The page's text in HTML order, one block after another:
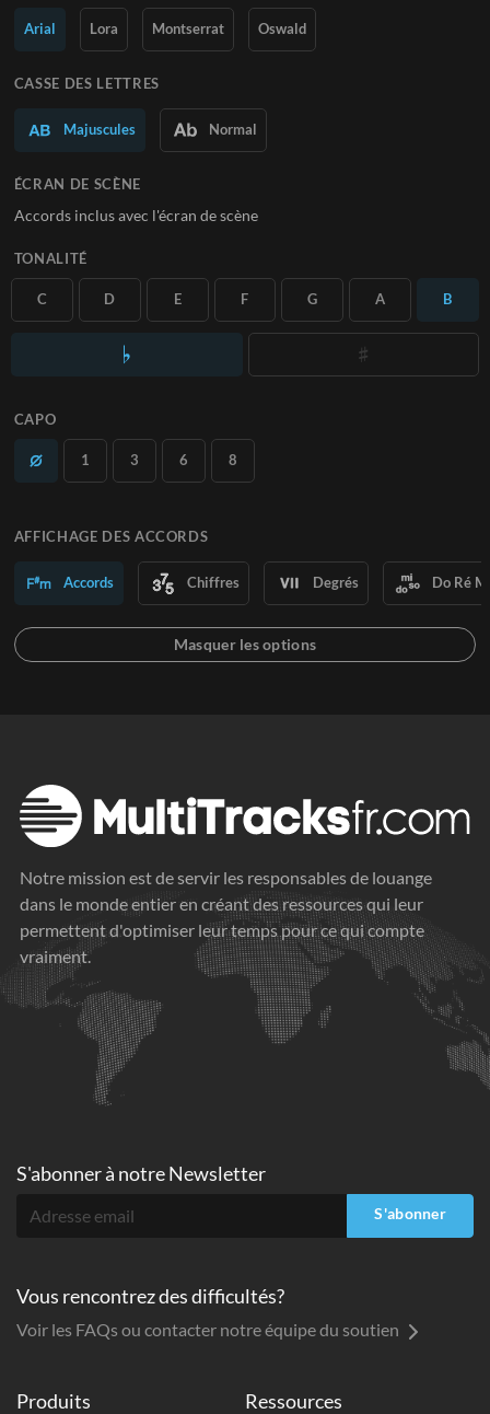
En savoir plus
Arial Lora Montserrat Oswald
CASSE DES LETTRES
Majuscules Normal
ÉCRAN DE SCÈNE
Accords inclus avec l'écran de scène
TONALITÉ
C D E F G A B
CAPO
1 3 6 8
AFFICHAGE DES ACCORDS
Accords Chiffres Degrés Do Ré
Notre mission est de servir les responsables de louange
dans le monde entier en créant des ressources qui leur
permettent d'optimiser leur temps pour ce qui compte
vraiment.
Produits Ressources
S'abonner à notre Newsletter
S'abonner
Vous rencontrez des difficultés?
Voir les FAQs ou contacter notre équipe du soutien